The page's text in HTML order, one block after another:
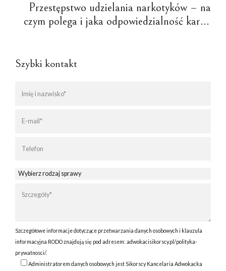
Przestępstwo udzielania narkotyków – na
czym polega i jaka odpowiedzialność karna
Szybki kontakt
Szczegółowe informacje dotyczące przetwarzania danych osobowych i klauzula
informacyjna RODO znajdują się pod adresem: adwokacisikorscy.pl/polityka-
prywatnosci/.
Administratorem danych osobowych jest Sikorscy Kancelaria Adwokacka